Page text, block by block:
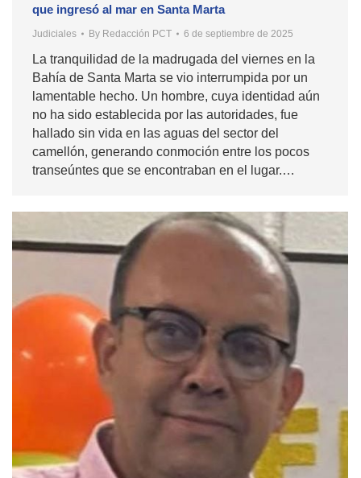
que ingresó al mar en Santa Marta
Judiciales By Redacción PCT 6 de septiembre de 2025
La tranquilidad de la madrugada del viernes en la
Bahía de Santa Marta se vio interrumpida por un
lamentable hecho. Un hombre, cuya identidad aún
no ha sido establecida por las autoridades, fue
hallado sin vida en las aguas del sector del
camellón, generando conmoción entre los pocos
transeúntes que se encontraban en el lugar.…